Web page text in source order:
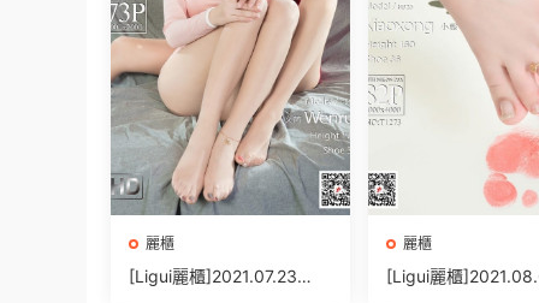
麗櫃
[Ligui麗櫃]2021.07.23
麗櫃
[Ligui麗櫃